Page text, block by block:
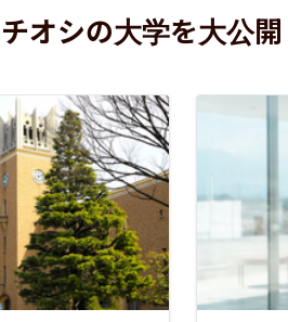
オシの大学を大公開